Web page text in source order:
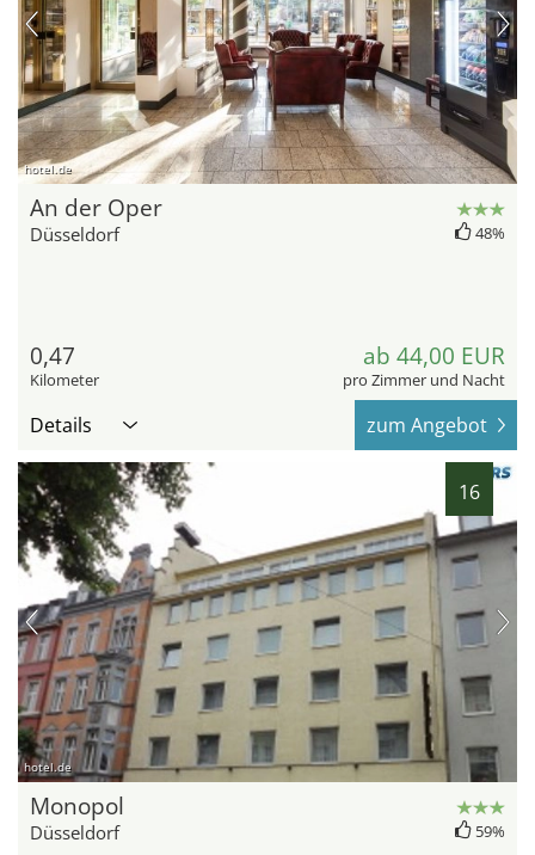
hotel.de
An der Oper
Düsseldorf 48%
0,47
Kilometer
ab 44,00 EUR
pro Zimmer und Nacht
Details zum Angebot
16
hotel.de
Monopol
Düsseldorf 59%